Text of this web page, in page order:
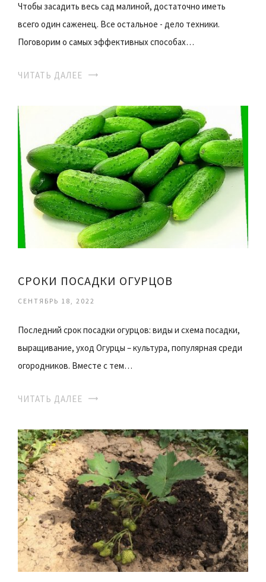
Чтобы засадить весь сад малиной, достаточно иметь
всего один саженец. Все остальное - дело техники.
Поговорим о самых эффективных способах…
ЧИТАТЬ ДАЛЕЕ
СРОКИ ПОСАДКИ ОГУРЦОВ
СЕНТЯБРЬ 18, 2022
Последний срок посадки огурцов: виды и схема посадки,
выращивание, уход Огурцы – культура, популярная среди
огородников. Вместе с тем…
ЧИТАТЬ ДАЛЕЕ